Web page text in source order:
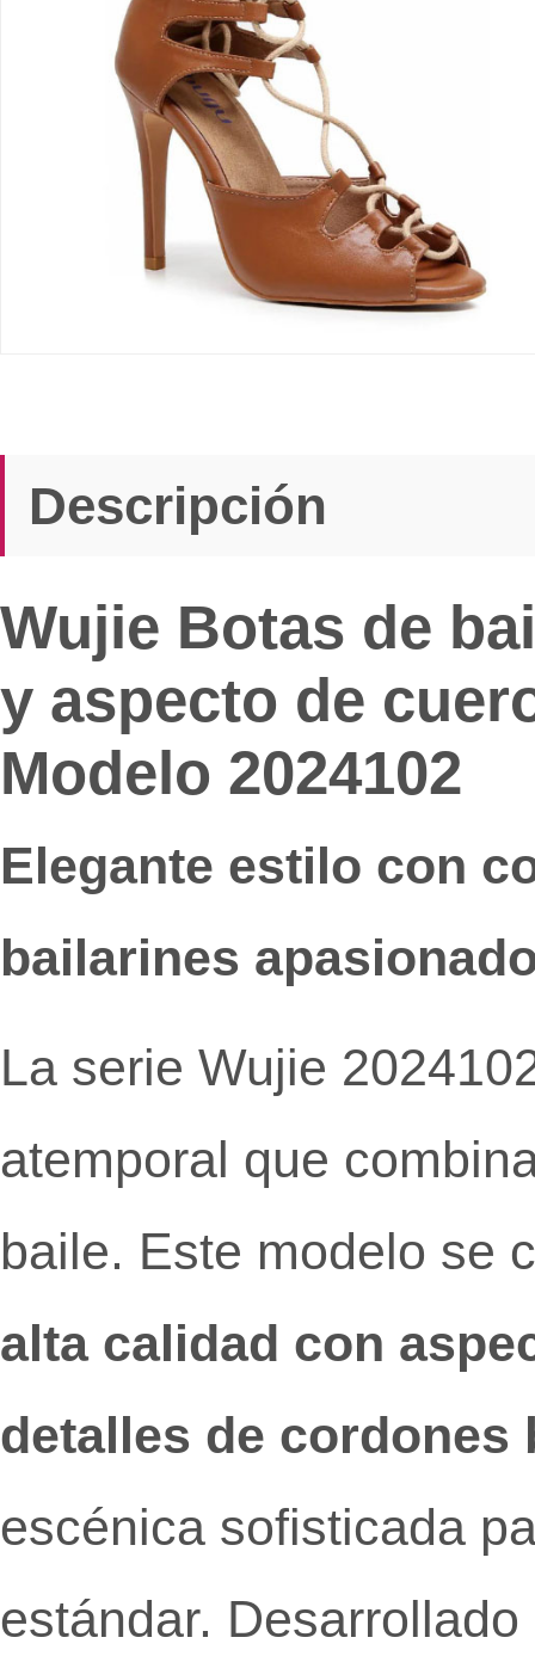
Descripción
Wujie Botas de
y aspecto de
Modelo 2024102
Elegante estilo con
bailarines
La serie Wujie
atemporal que
baile. Este modelo se
alta calidad con
detalles de cordones
escénica sofisticada
estándar.